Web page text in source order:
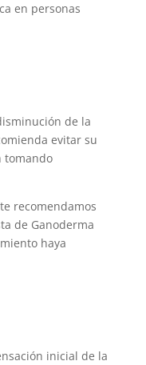
en personas
de la
evitar su
tomando
recomendamos
de Ganoderma
haya
inicial de la